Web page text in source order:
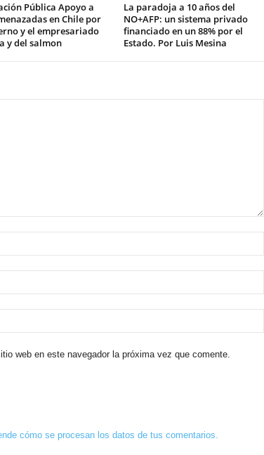
Pública Apoyo a
en Chile por
y el empresariado
y del salmon
La paradoja a 10 años del
NO+AFP: un sistema privado
financiado en un 88% por el
Estado. Por Luis Mesina
web en este navegador la próxima vez que comente.
cómo se procesan los datos de tus comentarios.